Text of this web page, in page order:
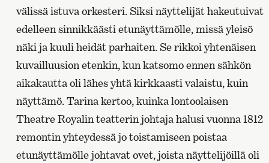
välissä istuva orkesteri. Siksi näyttelijät hakeutuivat
edelleen sinnikkäästi etunäyttämölle, missä yleisö
näki ja kuuli heidät parhaiten. Se rikkoi yhtenäisen
kuvailluusion etenkin, kun katsomo ennen sähkön
aikakautta oli lähes yhtä kirkkaasti valaistu, kuin
näyttämö. Tarina kertoo, kuinka lontoolaisen
Theatre Royalin teatterin johtaja halusi vuonna 1812
remontin yhteydessä jo toistamiseen poistaa
etunäyttämölle johtavat ovet, joista näyttelijöillä oli